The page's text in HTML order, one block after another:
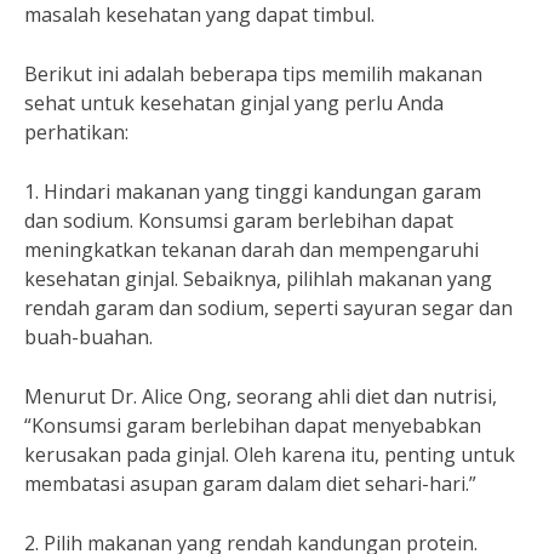
masalah kesehatan yang dapat timbul.
Berikut ini adalah beberapa tips memilih makanan
sehat untuk kesehatan ginjal yang perlu Anda
perhatikan:
1. Hindari makanan yang tinggi kandungan garam
dan sodium. Konsumsi garam berlebihan dapat
meningkatkan tekanan darah dan mempengaruhi
kesehatan ginjal. Sebaiknya, pilihlah makanan yang
rendah garam dan sodium, seperti sayuran segar dan
buah-buahan.
Menurut Dr. Alice Ong, seorang ahli diet dan nutrisi,
“Konsumsi garam berlebihan dapat menyebabkan
kerusakan pada ginjal. Oleh karena itu, penting untuk
membatasi asupan garam dalam diet sehari-hari.”
2. Pilih makanan yang rendah kandungan protein.